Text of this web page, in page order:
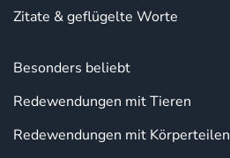
Zitate & geflügelte Worte
Besonders beliebt
Redewendungen mit Tieren
Redewendungen mit Körperteilen